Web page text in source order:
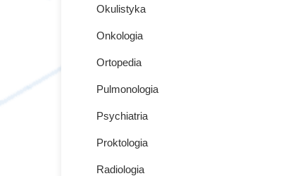
Okulistyka
Onkologia
Ortopedia
Pulmonologia
Psychiatria
Proktologia
Radiologia